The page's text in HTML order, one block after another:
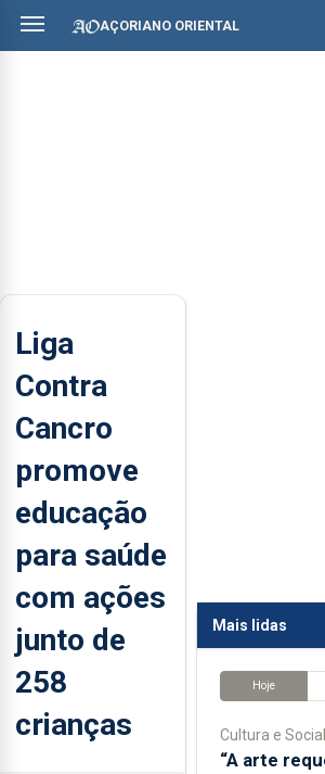
AÇORIANO ORIENTAL
Liga
Contra
Cancro
promove
educação
para saúde
com ações
junto de
258
crianças
Mais lidas
Hoje
Cultura e Social
“A arte